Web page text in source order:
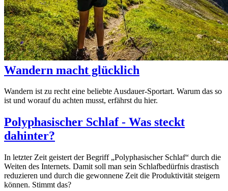
Wandern macht glücklich
Wandern ist zu recht eine beliebte Ausdauer-Sportart. Warum das so
ist und worauf du achten musst, erfährst du hier.
Polyphasischer Schlaf - Was steckt
dahinter?
In letzter Zeit geistert der Begriff „Polyphasischer Schlaf“ durch die
Weiten des Internets. Damit soll man sein Schlafbedürfnis drastisch
reduzieren und durch die gewonnene Zeit die Produktivität steigern
können. Stimmt das?